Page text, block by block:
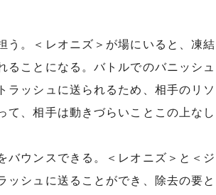
う。＜レオニズ＞が場にいると、凍結
ことになる。バトルでのバニッシュ
ラッシュに送られるため、相手のリソ
て、相手は動きづらいことこの上なし
バウンスできる。＜レオニズ＞と＜ジ
ッシュに送ることができ、除去の要と